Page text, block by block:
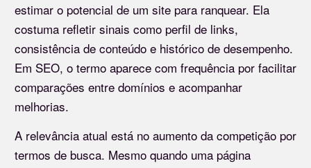
estimar o potencial de um site para ranquear. Ela
costuma refletir sinais como perfil de links,
consistência de conteúdo e histórico de desempenho.
Em SEO, o termo aparece com frequência por facilitar
comparações entre domínios e acompanhar
melhorias.
A relevância atual está no aumento da competição por
termos de busca. Mesmo quando uma página